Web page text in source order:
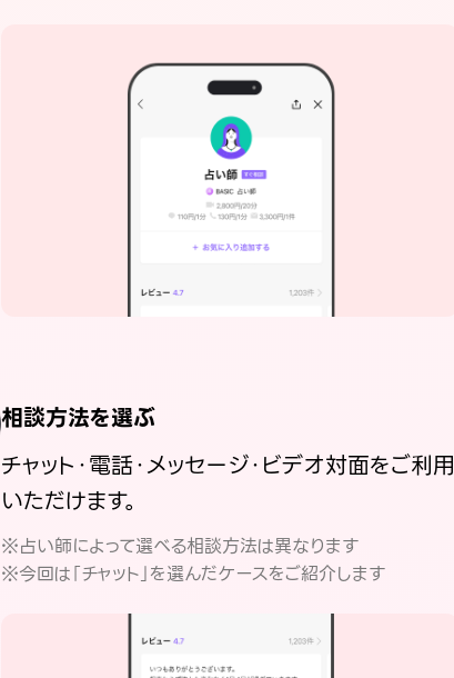
相談方法を選ぶ
チャット・電話・メッセージ・ビデオ対面をご利用
いただけます。
※占い師によって選べる相談方法は異なります
※今回は「チャット」を選んだケースをご紹介します